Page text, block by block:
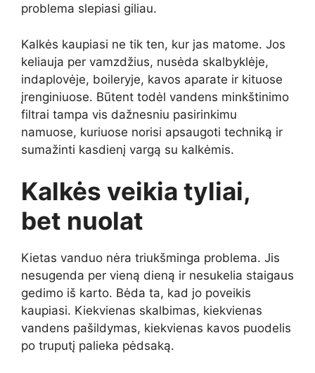
problema slepiasi giliau.
Kalkės kaupiasi ne tik ten, kur jas matome. Jos
keliauja per vamzdžius, nusėda skalbyklėje,
indaplovėje, boileryje, kavos aparate ir kituose
įrenginiuose. Būtent todėl vandens minkštinimo
filtrai tampa vis dažnesniu pasirinkimu
namuose, kuriuose norisi apsaugoti techniką ir
sumažinti kasdienį vargą su kalkėmis.
Kalkės veikia tyliai,
bet nuolat
Kietas vanduo nėra triukšminga problema. Jis
nesugenda per vieną dieną ir nesukelia staigaus
gedimo iš karto. Bėda ta, kad jo poveikis
kaupiasi. Kiekvienas skalbimas, kiekvienas
vandens pašildymas, kiekvienas kavos puodelis
po truputį palieka pėdsaką.